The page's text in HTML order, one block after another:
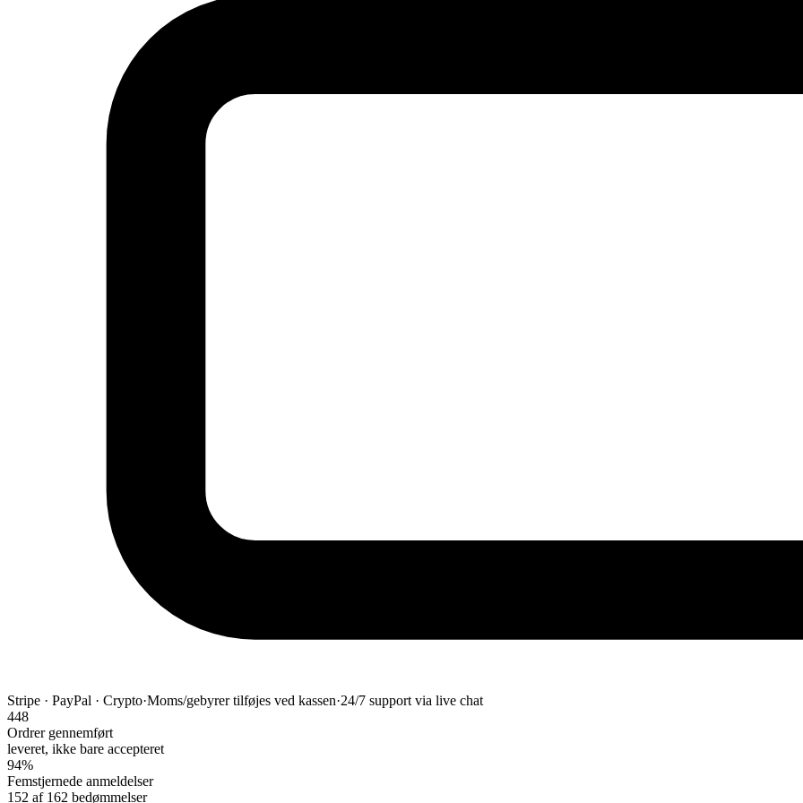
Stripe · PayPal · Crypto·Moms/gebyrer tilføjes ved kassen·24/7 support via live chat
448
Ordrer gennemført
leveret, ikke bare accepteret
94%
Femstjernede anmeldelser
152 af 162 bedømmelser